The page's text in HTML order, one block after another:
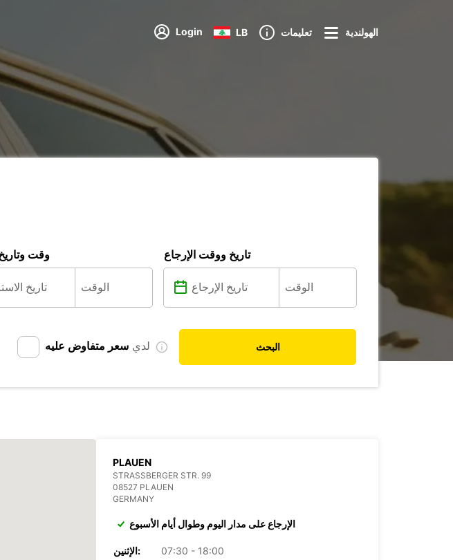
Login LB تعليمات الهولندية
وقت تاريخ ووقت الإرجاع
لدي سعر متفاوض عليه البحث
PLAUEN
STRASSBERGER STR. 99
08527 PLAUEN
GERMANY
الإرجاع على مدار اليوم وطوال أيام الأسبوع
الإثنين:
07:30 - 18:00